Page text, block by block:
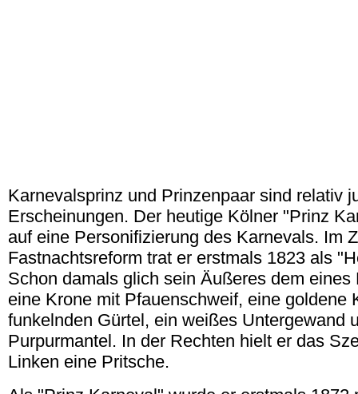
Karnevalsprinz und Prinzenpaar sind relativ
Erscheinungen. Der heutige Kölner "Prinz
auf eine Personifizierung des Karnevals. Im
Fastnachtsreform trat er erstmals 1823 als
Schon damals glich sein Äußeres dem eines
eine Krone mit Pfauenschweif, eine goldene
funkelnden Gürtel, ein weißes Untergewand
Purpurmantel. In der Rechten hielt er das
Linken eine Pritsche.